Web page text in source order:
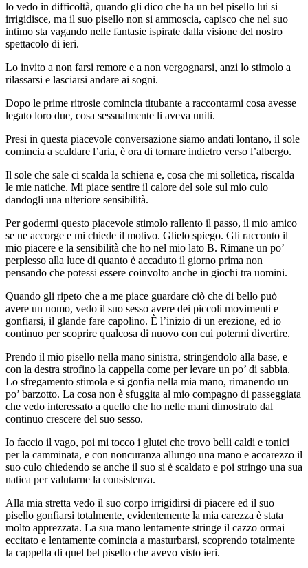
lo vedo in difficoltà, quando gli dico che ha un bel pisello lui si
irrigidisce, ma il suo pisello non si ammoscia, capisco che nel suo
intimo sta vagando nelle fantasie ispirate dalla visione del nostro
spettacolo di ieri.
Lo invito a non farsi remore e a non vergognarsi, anzi lo stimolo a
rilassarsi e lasciarsi andare ai sogni.
Dopo le prime ritrosie comincia titubante a raccontarmi cosa avesse
legato loro due, cosa sessualmente li aveva uniti.
Presi in questa piacevole conversazione siamo andati lontano, il sole
comincia a scaldare l’aria, è ora di tornare indietro verso l’albergo.
Il sole che sale ci scalda la schiena e, cosa che mi solletica, riscalda
le mie natiche. Mi piace sentire il calore del sole sul mio culo
dandogli una ulteriore sensibilità.
Per godermi questo piacevole stimolo rallento il passo, il mio amico
se ne accorge e mi chiede il motivo. Glielo spiego. Gli racconto il
mio piacere e la sensibilità che ho nel mio lato B. Rimane un po’
perplesso alla luce di quanto è accaduto il giorno prima non
pensando che potessi essere coinvolto anche in giochi tra uomini.
Quando gli ripeto che a me piace guardare ciò che di bello può
avere un uomo, vedo il suo sesso avere dei piccoli movimenti e
gonfiarsi, il glande fare capolino. È l’inizio di un erezione, ed io
continuo per scoprire qualcosa di nuovo con cui potermi divertire.
Prendo il mio pisello nella mano sinistra, stringendolo alla base, e
con la destra strofino la cappella come per levare un po’ di sabbia.
Lo sfregamento stimola e si gonfia nella mia mano, rimanendo un
po’ barzotto. La cosa non è sfuggita al mio compagno di passeggiata
che vedo interessato a quello che ho nelle mani dimostrato dal
continuo crescere del suo sesso.
Io faccio il vago, poi mi tocco i glutei che trovo belli caldi e tonici
per la camminata, e con noncuranza allungo una mano e accarezzo il
suo culo chiedendo se anche il suo si è scaldato e poi stringo una sua
natica per valutarne la consistenza.
Alla mia stretta vedo il suo corpo irrigidirsi di piacere ed il suo
pisello gonfiarsi totalmente, evidentemente la mia carezza è stata
molto apprezzata. La sua mano lentamente stringe il cazzo ormai
eccitato e lentamente comincia a masturbarsi, scoprendo totalmente
la cappella di quel bel pisello che avevo visto ieri.